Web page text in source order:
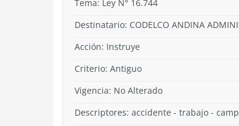
Tema: Ley N° 16.744
Destinatario: CODELCO ANDINA
Acción: Instruye
Criterio: Antiguo
Vigencia: No Alterado
Descriptores: accidente - trabajo -